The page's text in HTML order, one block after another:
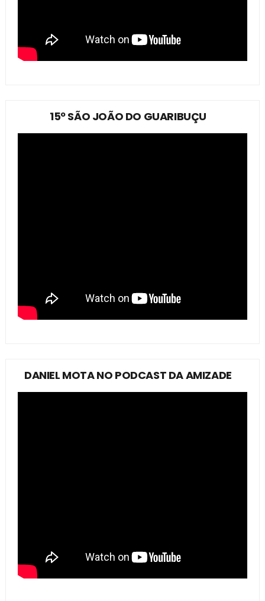
15º SÃO JOÃO DO GUARIBUÇU
DANIEL MOTA NO PODCAST DA AMIZADE